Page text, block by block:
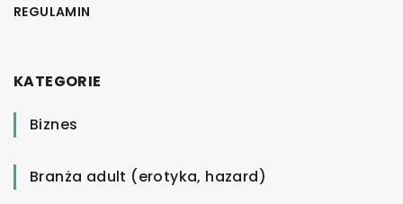
REGULAMIN
KATEGORIE
Biznes
Branża adult (erotyka, hazard)